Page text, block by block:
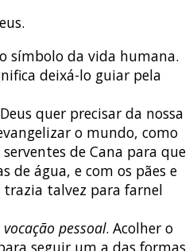
símbolo da vida humana.
deixá-lo guiar pela
quer precisar da nossa
o mundo, como
de Cana para que
de água, e com os pães e
trazia talvez para farnel
pessoal. Acolher o
seguir um a das formas